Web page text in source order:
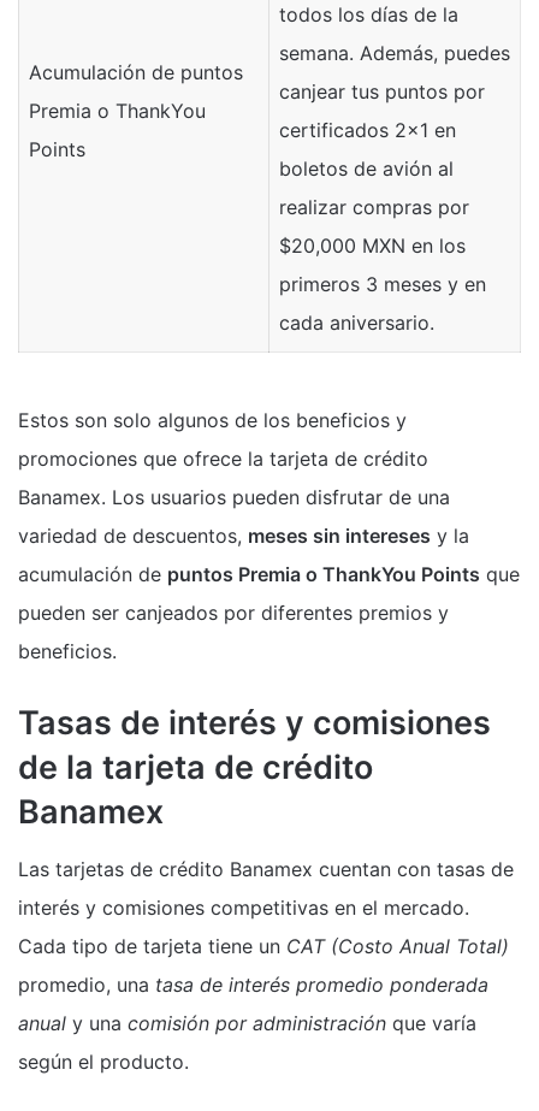
Acumulación de puntos
Premia o ThankYou
Points
todos los días de la
semana. Además, puedes
canjear tus puntos por
certificados 2×1 en
boletos de avión al
realizar compras por
$20,000 MXN en los
primeros 3 meses y en
cada aniversario.
Estos son solo algunos de los beneficios y
promociones que ofrece la tarjeta de crédito
Banamex. Los usuarios pueden disfrutar de una
variedad de descuentos, meses sin intereses y la
acumulación de puntos Premia o ThankYou Points que
pueden ser canjeados por diferentes premios y
beneficios.
Tasas de interés y comisiones
de la tarjeta de crédito
Banamex
Las tarjetas de crédito Banamex cuentan con tasas de
interés y comisiones competitivas en el mercado.
Cada tipo de tarjeta tiene un CAT (Costo Anual Total)
promedio, una tasa de interés promedio ponderada
anual y una comisión por administración que varía
según el producto.